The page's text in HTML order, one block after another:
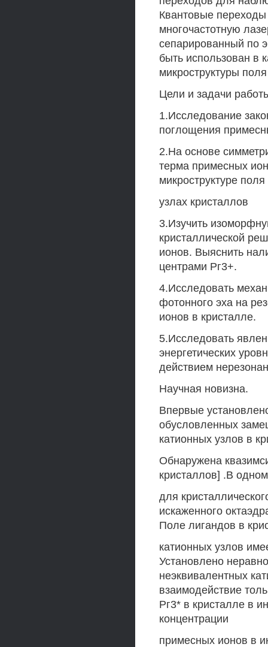
Квантовые переходы
многочастотную
сепарированный по
быть использован в
микроструктуры
Цели и задачи
1.Исследование
поглощения
2.На основе
терма примесных
микроструктуре
узлах кристаллов
3.Изучить
кристаллической
ионов. Выяснить
центрами Рг3+.
4.Исследовать
фотонного эха на
ионов в кристалле.
5.Исследовать
энергетических
действием
Научная новизна.
Впервые
обусловленных
катионных узлов в
Обнаружена
кристаллов] .В
для
искаженного
Поле лигандов в
катионных узлов
Установлено
неэквивалентных
взаимодействие
Рг3* в кристалле в
концентрации
примесных ионов в